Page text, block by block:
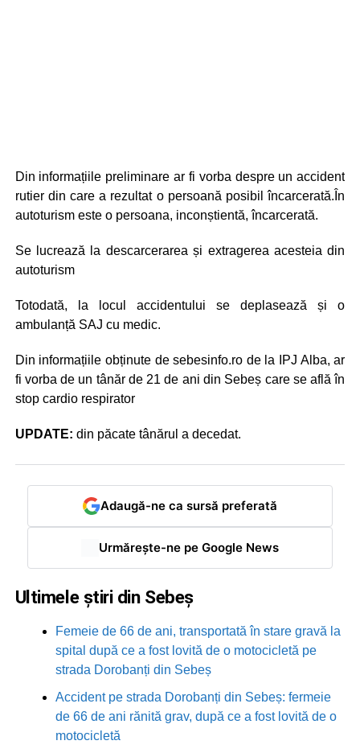
Din informațiile preliminare ar fi vorba despre un accident
rutier din care a rezultat o persoană posibil încarcerată.În
autoturism este o persoana, inconștientă, încarcerată.
Se lucrează la descarcerarea și extragerea acesteia din
autoturism
Totodată, la locul accidentului se deplasează și o
ambulanță SAJ cu medic.
Din informațiile obținute de sebesinfo.ro de la IPJ Alba, ar
fi vorba de un tânăr de 21 de ani din Sebeș care se află în
stop cardio respirator
UPDATE: din păcate tânărul a decedat.
Adaugă-ne ca sursă preferată
Urmărește-ne pe Google News
Ultimele știri din Sebeș
Femeie de 66 de ani, transportată în stare gravă la
spital după ce a fost lovită de o motocicletă pe
strada Dorobanți din Sebeș
Accident pe strada Dorobanți din Sebeș: fermeie
de 66 de ani rănită grav, după ce a fost lovită de o
motocicletă